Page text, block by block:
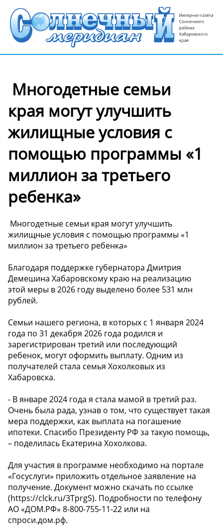
️ Многодетные семьи
края могут улучшить
жилищные условия с
помощью программы «1
миллион за третьего
ребенка»
️ Многодетные семьи края могут улучшить
жилищные условия с помощью программы «1
миллион за третьего ребенка»
Благодаря поддержке губернатора Дмитрия
Демешина Хабаровскому краю на реализацию
этой меры в 2026 году выделено более 531 млн
рублей.
Семьи нашего региона, в которых с 1 января 2024
года по 31 декабря 2026 года родился и
зарегистрирован третий или последующий
ребенок, могут оформить выплату. Одним из
получателей стала семья Хохолковых из
Хабаровска.
- В январе 2024 года я стала мамой в третий раз.
Очень была рада, узнав о том, что существует такая
мера поддержки, как выплата на погашение
ипотеки. Спасибо Президенту РФ за такую помощь,
– поделилась Екатерина Хохолкова.
Для участия в программе необходимо на портале
«Госуслуги» приложить отдельное заявление на
получение. Документ можно скачать по ссылке
(https://clck.ru/3TprgS). Подробности по телефону
АО «ДОМ.РФ» 8-800-755-11-22 или на
спроси.дом.рф.